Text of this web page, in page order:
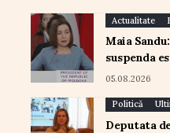
Actualitate
Maia
suspenda
05.08.2026
Politică
Deputata